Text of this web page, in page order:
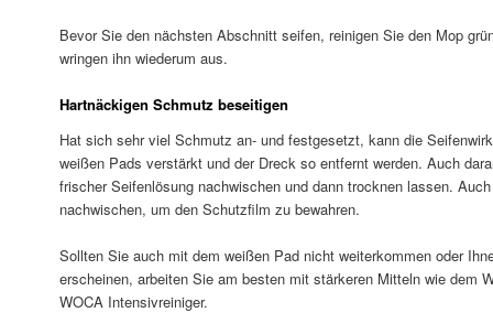
Bevor Sie den nächsten Abschnitt seifen, reinigen Sie den Mop
wringen ihn wiederum aus.
Hartnäckigen Schmutz beseitigen
Hat sich sehr viel Schmutz an- und festgesetzt, kann die
weißen Pads verstärkt und der Dreck so entfernt werden. Auch
frischer Seifenlösung nachwischen und dann trocknen lassen.
nachwischen, um den Schutzfilm zu bewahren.
Sollten Sie auch mit dem weißen Pad nicht weiterkommen oder
erscheinen, arbeiten Sie am besten mit stärkeren Mitteln wie dem
WOCA Intensivreiniger.